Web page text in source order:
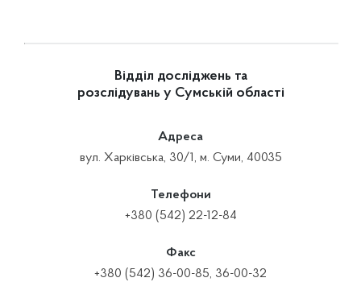
Відділ досліджень та
розслідувань у Сумській області
Адреса
вул. Харківська, 30/1, м. Суми, 40035
Телефони
+380 (542) 22-12-84
Факс
+380 (542) 36-00-85, 36-00-32